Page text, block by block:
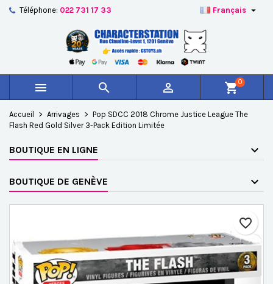
Téléphone: 022 731 17 33 Français 
   shopping_cart0
Accueil Arrivages
Pop SDCC 2018 Chrome Justice League The
Flash Red Gold Silver 3-Pack Edition Limitée
BOUTIQUE EN LIGNE
BOUTIQUE DE GENÈVE
favorite_border
Créer une nouvelle liste
Nom de la liste d'envies
Annuler Créer une liste d'envies
Vous devez être connecté pour ajouter des produits à
votre liste d'envies.